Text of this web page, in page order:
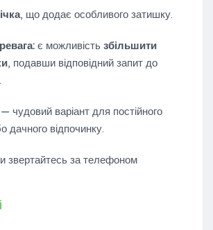
, що додає особливого затишку.
є можливість збільшити
, подавши відповідний запит до
чудовий варіант для постійного
дачного відпочинку.
звертайтесь за телефоном